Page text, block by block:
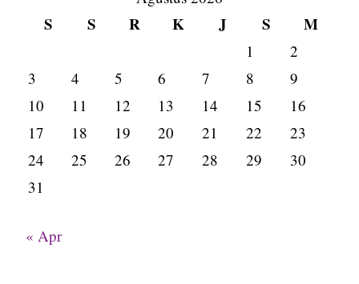
S S R K J S M
1
2
3
4 5 6 7 8
9
10
11 12 13 14 15
16
17
18 19 20 21 22
23
24
25 26 27 28 29
30
31
« Apr